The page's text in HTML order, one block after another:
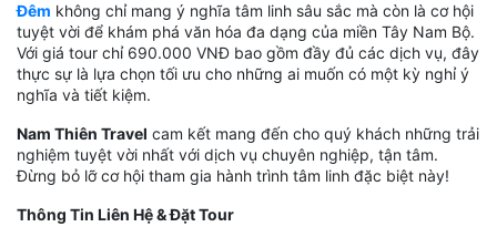
Đêm không chỉ mang ý nghĩa tâm linh sâu sắc mà còn là cơ hội
tuyệt vời để khám phá văn hóa đa dạng của miền Tây Nam Bộ.
Với giá tour chỉ 690.000 VNĐ bao gồm đầy đủ các dịch vụ, đây
thực sự là lựa chọn tối ưu cho những ai muốn có một kỳ nghỉ ý
nghĩa và tiết kiệm.
Nam Thiên Travel cam kết mang đến cho quý khách những trải
nghiệm tuyệt vời nhất với dịch vụ chuyên nghiệp, tận tâm.
Đừng bỏ lỡ cơ hội tham gia hành trình tâm linh đặc biệt này!
Thông Tin Liên Hệ & Đặt Tour